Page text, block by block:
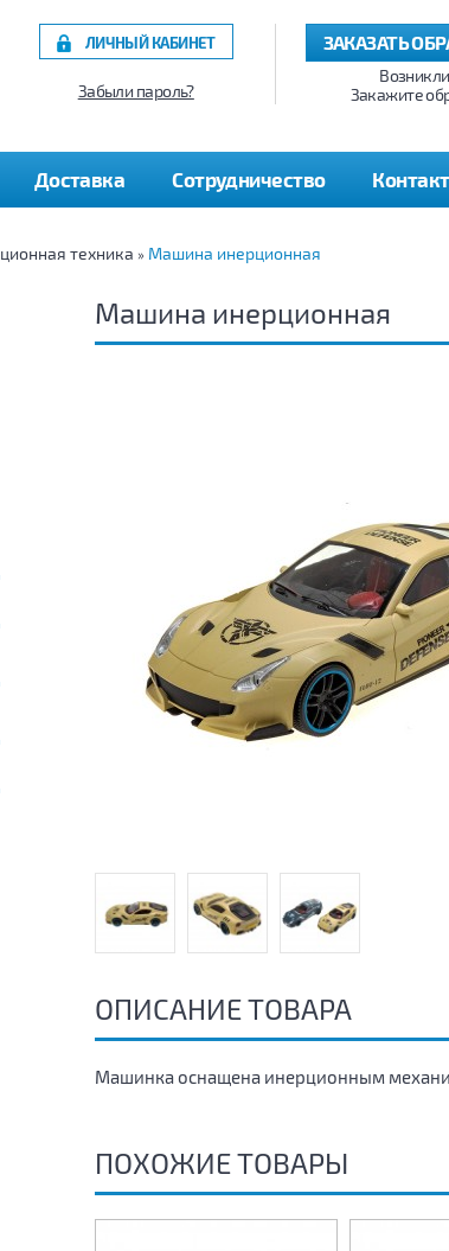
ЗАКАЗАТЬ
Закажите
ЛИЧНЫЙ КАБИНЕТ
Забыли пароль?
Доставка Сотрудничество
техника » Машина инерционная
Машина инерционная
ОПИСАНИЕ ТОВАРА
Машинка оснащена инерционным
ПОХОЖИЕ ТОВАРЫ